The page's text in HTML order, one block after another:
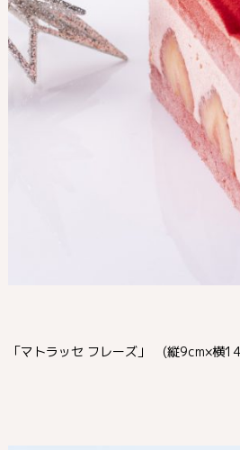
「マトラッセ フレーズ」 (縦9cm×横